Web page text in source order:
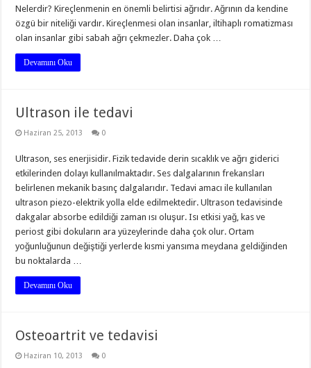
Nelerdir? Kireçlenmenin en önemli belirtisi ağrıdır. Ağrının da kendine
özgü bir niteliği vardır. Kireçlenmesi olan insanlar, iltihaplı romatizması
olan insanlar gibi sabah ağrı çekmezler. Daha çok …
Devamını Oku
Ultrason ile tedavi
Haziran 25, 2013 0
Ultrason, ses enerjisidir. Fizik tedavide derin sıcaklık ve ağrı giderici
etkilerinden dolayı kullanılmaktadır. Ses dalgalarının frekansları
belirlenen mekanik basınç dalgalarıdır. Tedavi amacı ile kullanılan
ultrason piezo-elektrik yolla elde edilmektedir. Ultrason tedavisinde
dakgalar absorbe edildiği zaman ısı oluşur. Isı etkisi yağ, kas ve
periost gibi dokuların ara yüzeylerinde daha çok olur. Ortam
yoğunluğunun değiştiği yerlerde kısmi yansıma meydana geldiğinden
bu noktalarda …
Devamını Oku
Osteoartrit ve tedavisi
Haziran 10, 2013 0